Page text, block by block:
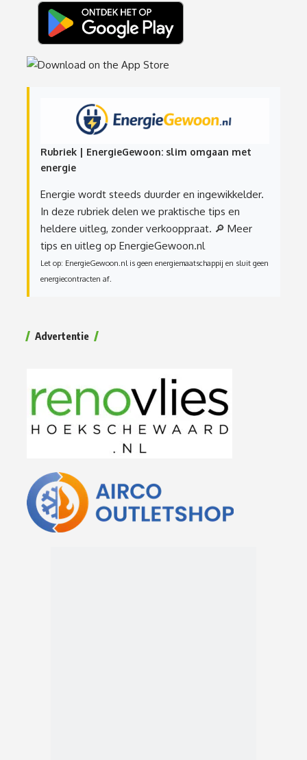
Rubriek | EnergieGewoon: slim omgaan met
energie
Energie wordt steeds duurder en ingewikkelder.
In deze rubriek delen we praktische tips en
heldere uitleg, zonder verkooppraat. 🔎 Meer
tips en uitleg op EnergieGewoon.nl
Let op: EnergieGewoon.nl is geen energiemaatschappij en sluit geen
energiecontracten af.
Advertentie